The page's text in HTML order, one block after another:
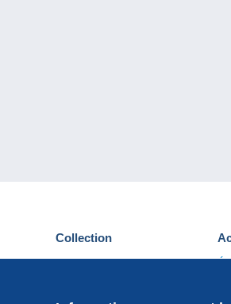
Collection
Cartes postales